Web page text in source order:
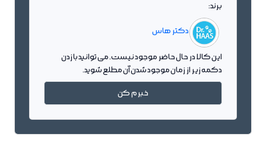
برند:
دکتر هاس
این کالا در حال حاضر موجود نیست. می توانید با زدن
دکمه زیر از زمان موجود شدن آن مطلع شوید.
خبرم کن